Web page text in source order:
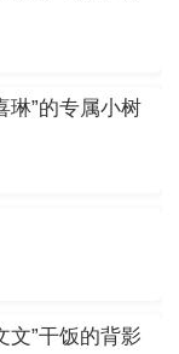
琳”的专属小树
文”干饭的背影